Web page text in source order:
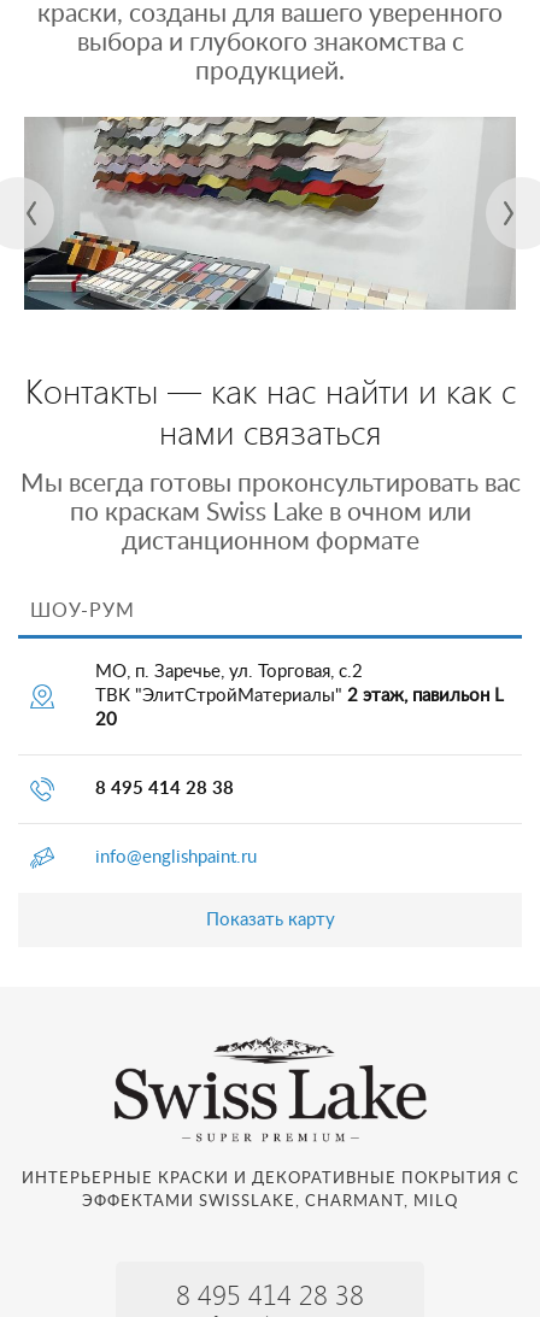
краски, созданы для вашего уверенного
выбора и глубокого знакомства с
продукцией.
Контакты — как нас найти и как с
нами связаться
Мы всегда готовы проконсультировать вас
по краскам Swiss Lake в очном или
дистанционном формате
ШОУ-РУМ
МО, п. Заречье, ул. Торговая, с.2
ТВК "ЭлитСтройМатериалы" 2 этаж, павильон L
20
8 495 414 28 38
info@englishpaint.ru
Показать карту
ИНТЕРЬЕРНЫЕ КРАСКИ И ДЕКОРАТИВНЫЕ ПОКРЫТИЯ С
ЭФФЕКТАМИ SWISSLAKE, CHARMANT, MILQ
8 495 414 28 38